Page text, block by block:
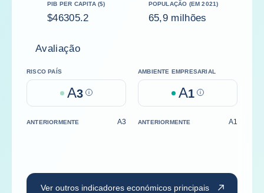
PIB PER CAPITA ($)
$46305.2
POPULAÇÃO (EM 2021)
65,9 milhões
Avaliação
RISCO PAÍS
A3 Help
AMBIENTE EMPRESARIAL
A1 Help
ANTERIORMENTE A3 ANTERIORMENTE A1
Ver outros indicadores económicos principais